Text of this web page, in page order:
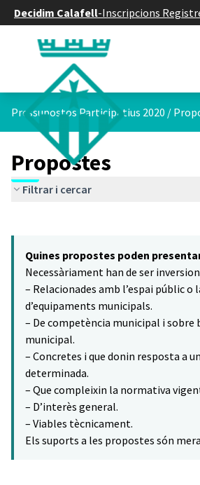
Decidim Calafell-Inscripcions
Pressupostos Participatius 2020 /
Propostes
Filtrar i cercar
−
Quines propostes poden
Necessàriament han de ser
– Relacionades amb l’espai públic o
d’equipaments municipals.
– De competència municipal i sobre
municipal.
– Concretes i que donin resposta a
determinada.
– Que compleixin la normativa
– D’interès general.
– Viables tècnicament.
Els suports a les propostes són